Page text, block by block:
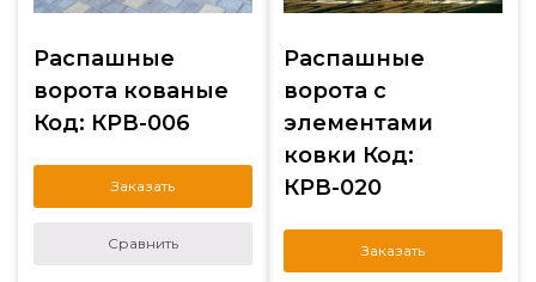
Распашные
ворота кованые
Код: КРВ-006
Заказать
Сравнить
Распашные
ворота с
элементами
ковки Код:
КРВ-020
Заказать